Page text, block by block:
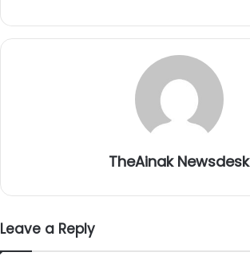
TheAinak Newsdesk
Leave a Reply